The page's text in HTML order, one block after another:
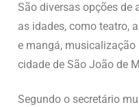
São diversas opções de
as idades, como teatro,
e mangá,
cidade de São João de
Segundo o secretário